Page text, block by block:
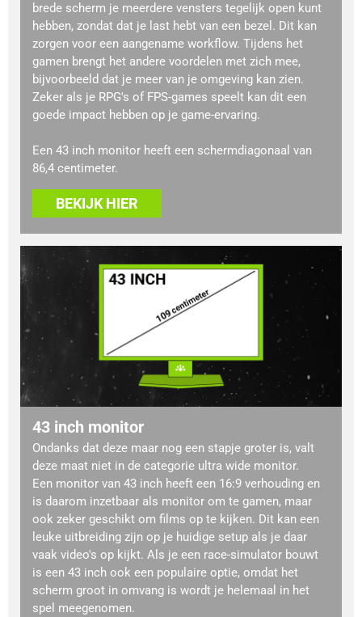
brede scherm je meerdere vensters tegelijk open kunt
hebben, zondat dat je last hebt van een bezel. Dit kan
zorgen voor een aangename workflow. Tijdens het
gamen brengt het andere voordelen met zich mee,
bijvoorbeeld dat je meer van je omgeving kan zien.
Zeker als je RPG's of FPS-games speelt kan dit een
goede impact hebben op je game-ervaring.
Een 43 inch monitor heeft een schermdiagonaal van
86,4 centimeter.
BEKIJK HIER
43 inch monitor
Ondanks dat deze maar nog een stapje groter is, valt
deze maat niet in de categorie ultra wide monitor.
Een monitor van 43 inch heeft een 16:9 verhouding en
is daarom inzetbaar als monitor om te gamen, maar
ook zeker geschikt om films op te kijken. Dit kan een
leuke uitbreiding zijn op je huidige setup als je daar
vaak video's op kijkt. Als je een race-simulator bouwt
is een 43 inch ook een populaire optie, omdat het
scherm groot in omvang is wordt je helemaal in het
spel meegenomen.